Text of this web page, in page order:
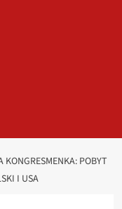
KONGRESMENKA: POBYT
I USA